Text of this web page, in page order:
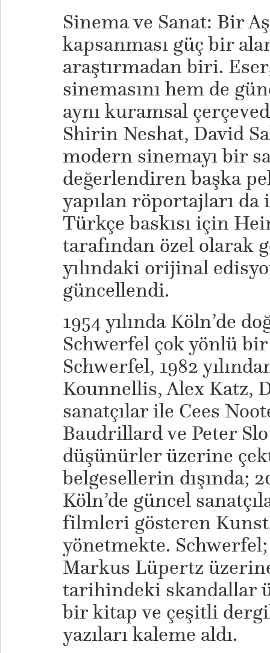
Sinema ve Sanat: Bir
kapsanması güç bir
araştırmadan biri.
sinemasını hem de
aynı kuramsal
Shirin Neshat, David
modern sinemayı bir
değerlendiren başka
yapılan röportajları
Türkçe baskısı için
tarafından özel olarak
yılındaki orijinal
güncellendi.
1954 yılında Köln’de
Schwerfel çok yönlü
Schwerfel, 1982
Kounnellis, Alex Katz,
sanatçılar ile Cees
Baudrillard ve Peter
düşünürler üzerine
belgesellerin dışında;
Köln’de güncel
filmleri gösteren
yönetmekte.
Markus Lüpertz
tarihindeki skandallar
bir kitap ve çeşitli
yazıları kaleme aldı.